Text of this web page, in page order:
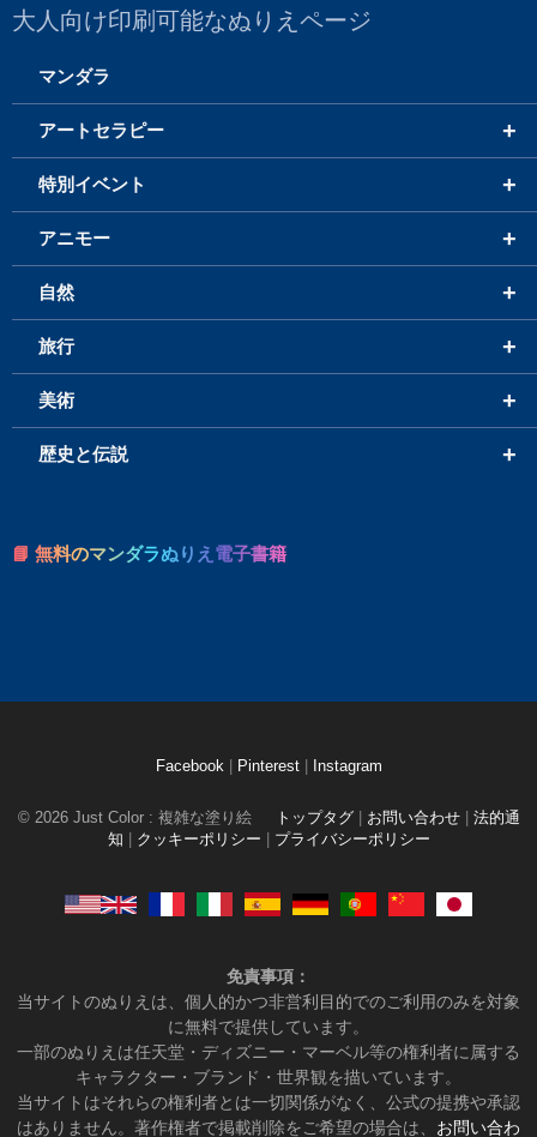
大人向け印刷可能なぬりえページ
マンダラ
+
アートセラピー
+
特別イベント
+
アニモー
+
自然
+
旅行
+
美術
+
歴史と伝説
📘 無料のマンダラぬりえ電子書籍
Facebook Pinterest Instagram
© 2026 Just Color : 複雑な塗り絵 トップタグ お問い合わせ
法的通
知
クッキーポリシー プライバシーポリシー
免責事項：
当サイトのぬりえは、個人的かつ非営利目的でのご利用のみを対象
に無料で提供しています。
一部のぬりえは任天堂・ディズニー・マーベル等の権利者に属する
キャラクター・ブランド・世界観を描いています。
当サイトはそれらの権利者とは一切関係がなく、公式の提携や承認
はありません。著作権者で掲載削除をご希望の場合は、 お問い合わ